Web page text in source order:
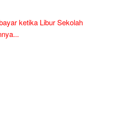
ketika Libur Sekolah